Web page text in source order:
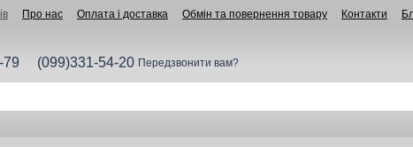
Про нас Оплата і доставка Обмін та повернення товару Контакти
79 (099)331-54-20 Передзвонити вам?